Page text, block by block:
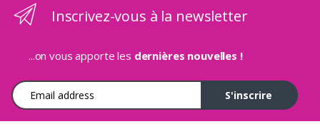
Inscrivez-vous à la newsletter
...on vous apporte les dernières nouvelles !
Adresse e-mail
S'inscrire